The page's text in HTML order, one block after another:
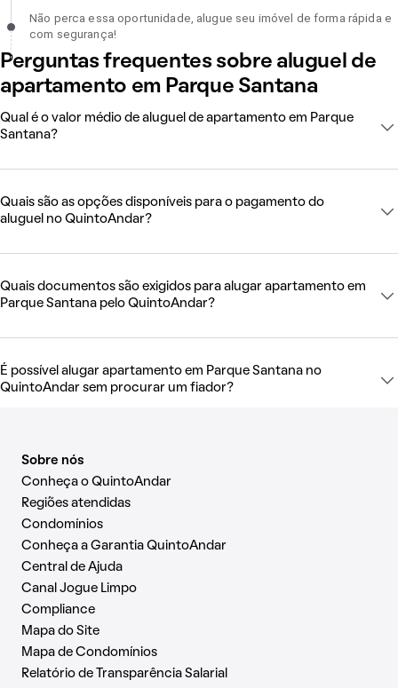
Não perca essa oportunidade, alugue seu imóvel de forma rápida
com segurança!, incompleto
Não perca essa oportunidade, alugue seu imóvel de forma rápida e
com segurança!
Perguntas frequentes sobre aluguel de
apartamento em Parque Santana
Qual é o valor médio de aluguel de apartamento em Parque
Santana?
Quais são as opções disponíveis para o pagamento do
aluguel no QuintoAndar?
Quais documentos são exigidos para alugar apartamento em
Parque Santana pelo QuintoAndar?
É possível alugar apartamento em Parque Santana no
QuintoAndar sem procurar um fiador?
Sobre nós
Conheça o QuintoAndar
Regiões atendidas
Condomínios
Conheça a Garantia QuintoAndar
Central de Ajuda
Canal Jogue Limpo
Compliance
Mapa do Site
Mapa de Condomínios
Relatório de Transparência Salarial